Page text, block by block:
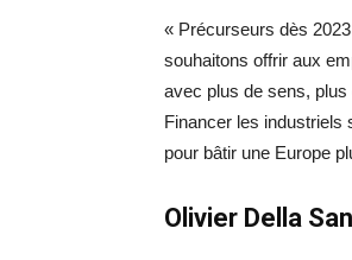
« Précurseurs dès
souhaitons offrir aux
avec plus de sens, plus
Financer les industriels
pour bâtir une Europe
Olivier Della